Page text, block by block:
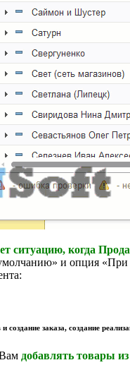
ситуацию, когда
и опция
создание заказа, создание
добавлять товары